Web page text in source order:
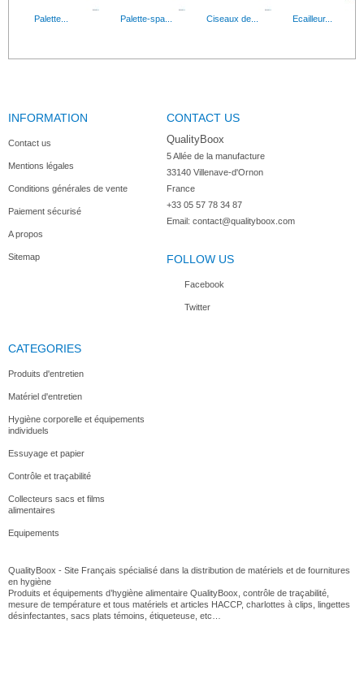
Gants de ménage réutilisables jaune. Vendu en... Conteneur isotherme
GANTS LATEX POUDRÉS Boite de 100 Gants
Palette... Palette-spa... Ciseaux de... Ecailleur...
Cadre... Entonnoir...
Moufles de... Ouvre boite...
Manique en...
INFORMATION
Contact us
Mentions légales
Conditions générales de vente
Paiement sécurisé
A propos
Sitemap
CONTACT US
QualityBoox
5 Allée de la manufacture
33140 Villenave-d'Ornon
France
+33 05 57 78 34 87
Email: contact@qualityboox.com
FOLLOW US
Facebook
Twitter
CATEGORIES
Produits d'entretien
Matériel d'entretien
Hygiène corporelle et équipements
individuels
Essuyage et papier
Contrôle et traçabilité
Collecteurs sacs et films
alimentaires
Equipements
QualityBoox - Site Français spécialisé dans la distribution de matériels et de fournitures
en hygiène
Produits et équipements d’hygiène alimentaire QualityBoox, contrôle de traçabilité,
mesure de température et tous matériels et articles HACCP, charlottes à clips, lingettes
désinfectantes, sacs plats témoins, étiqueteuse, etc…